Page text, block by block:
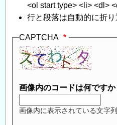
<ol start type> <li> <dl>
行と段落は自動的に折り
CAPTCHA
画像内のコードは何ですか
画像内に表示されている文字